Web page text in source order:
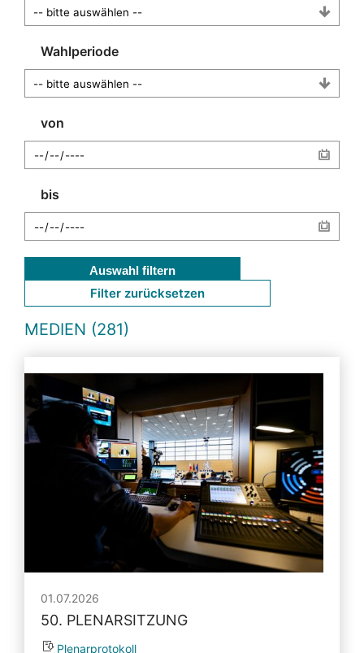
Wahlperiode
von
bis
Auswahl filtern
Filter zurücksetzen
MEDIEN (281)
01.07.2026
50. PLENARSITZUNG
Plenarprotokoll